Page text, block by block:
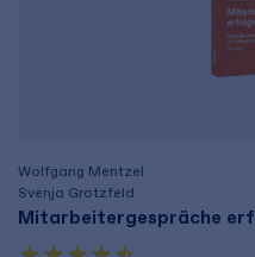
Wolfgang Mentzel
Svenja Grotzfeld
Mitarbeitergespräche